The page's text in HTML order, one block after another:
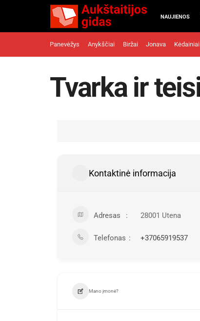
NAUJIENOS
Panevėžys Anykščiai Biržai Jonava Kėdainiai
Tvarka ir
Kontaktinė informacija
Adresas 28001 Utena
Telefonas +37065919537
Mano įmonė?